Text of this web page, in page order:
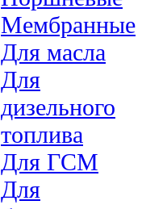
Мембранные
Для масла
Для
дизельного
топлива
Для ГСМ
Для